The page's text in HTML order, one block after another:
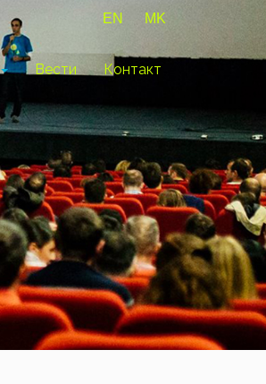
EN MK
Вести Контакт